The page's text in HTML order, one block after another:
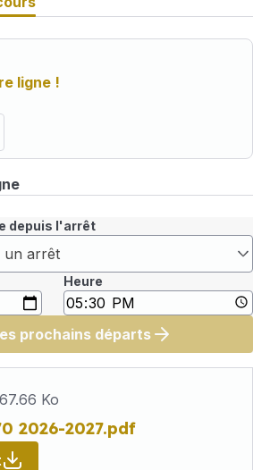
ligne !
depuis l'arrêt
un arrêt
Heure
prochains départs
Ko
2026-2027.pdf